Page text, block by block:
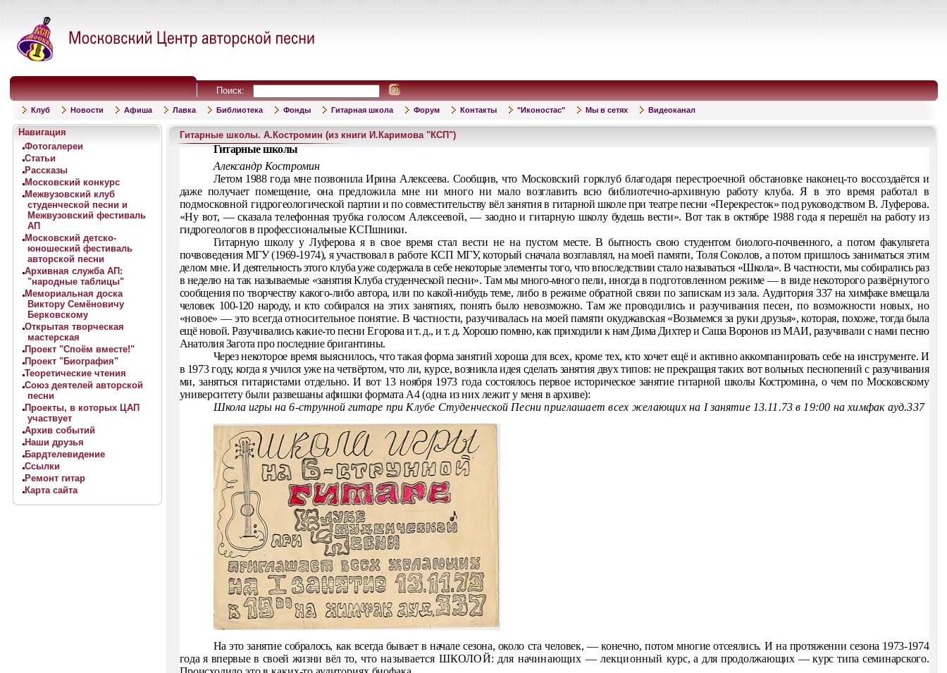
Поиск:
Клуб Новости Афиша Лавка Библиотека Фонды Гитарная школа Форум Контакты "Иконостас" Мы в сетях Видеоканал
Навигация
Фотогалереи
Статьи
Рассказы
Московский конкурс
Межвузовский клуб
студенческой песни и
Межвузовский фестиваль
АП
Московский детско-
юношеский фестиваль
авторской песни
Архивная служба АП:
"народные таблицы"
Мемориальная доска
Виктору Семёновичу
Берковскому
Открытая творческая
мастерская
Проект "Споём вместе!"
Проект "Биография"
Теоретические чтения
Союз деятелей авторской
песни
Проекты, в которых ЦАП
участвует
Архив событий
Наши друзья
Бардтелевидение
Ссылки
Ремонт гитар
Карта сайта
Гитарные школы. А.Костромин (из книги И.Каримова "КСП")
Гитарные школы
Александр Костромин
Летом 1988 года мне позвонила Ирина Алексеева. Сообщив, что Московский горклуб благодаря перестроечной обстановке наконец-то воссоздаётся и
даже получает помещение, она пред­ложила мне ни много ни мало возглавить всю библиотечно-архивную работу клуба. Я в это время работал в
подмосковной гидрогеологической партии и по совместительству вёл занятия в гитарной школе при театре песни «Перекресток» под руководст­вом В. Луферова.
«Ну вот, — сказала телефонная трубка голосом Алексеевой, — заодно и гитарную школу будешь вести». Вот такв октябре 1988 года я перешёл на работу из
гидрогеологов в про­фессиональные КСПшники.
Гитарную школу у Луферова я в свое время стал вести не на пустом месте. В бытность свою студентом биолого-почвенного, а потом факультета
почвоведения МГУ (1969-1974), я участвовал в работе КСП МГУ, который сначала возглавлял, на моей памяти, Толя Соколов, а потом пришлось заниматься этим
делом мне. И деятельность этого клуба уже содержала в себе некоторые элемен­ты того, что впоследствии стало называться «Школа». В частнос­ти, мы собирались раз
в неделю на так называемые «занятия Клу­ба студенческой песни». Там мы много-много пели, иногда в под­готовленном режиме — в виде некоторого развёрнутого
сообще­ния по творчеству какого-либо автора, или по какой-нибудь теме, либо в режиме обратной связи по запискам из зала. Аудитория337 на химфаке вмещала
человек 100-120 народу, и кто собирался на этих занятиях, понять было невозможно. Там же проводилисьи разучивания песен, по возможности новых, но
«новое» — этовсегда относительное понятие. В частности, разучивалась на моей памяти окуджавская «Возьмемся за руки друзья», которая, похоже, тогда была
ещё новой. Разучивались какие-то песни Его­рова и т. д., и т. д. Хорошо помню, как приходили к нам Дима Дихтер и Саша Воронов из МАИ, разучивали с нами песню
АнатолияЗагота про последние бригантины.
Через некоторое время выяснилось, что такая форма занятий хороша для всех, кроме тех, кто хочет ещё и активно аккомпани­ровать себе на инструменте. И
в 1973 году, когда я учился уже начетвёртом, что ли, курсе, возникла идея сделать занятия двух ти­пов: не прекращая таких вот вольных песнопений с разучивания­
ми, заняться гитаристами отдельно. И вот 13 ноября 1973 годасостоялось первое историческое занятие гитарной школы Костромина, о чем по Московскому
университету были развешаныафишки формата А4 (одна из них лежит у меня в архиве):
Школа игры на 6-струнной гитаре при Клубе Студенческой Песниприглашает всех желающихна I занятие 13.11.73в 19:00 на химфак ауд.337
На это занятие собралось, как всегда бывает в начале сезона, около ста человек, — конечно, потом многие отсеялись. И на про­тяжении сезона 1973-1974
года я впервые в своей жизни вёл то, что называется ШКОЛОЙ: для начинающих — лекционный курс, а для продолжающих — курс типа семинарского.